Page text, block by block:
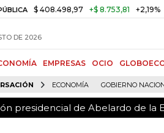
$ 408.498,97 +$ 8.753,81 +2,19%
DE 2026
EMPRESAS OCIO
ECONOMÍA GOBIERNO
presidencial de Abelardo de la
presidencial de Abelardo de la